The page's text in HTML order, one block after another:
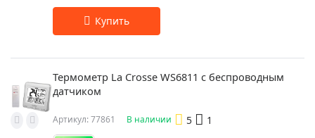
Термометр La Crosse WS6811 с беспроводным
датчиком
Артикул: 77861 В наличии 5 1